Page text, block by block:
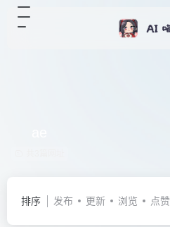
排序 发布 更新 浏览 点赞